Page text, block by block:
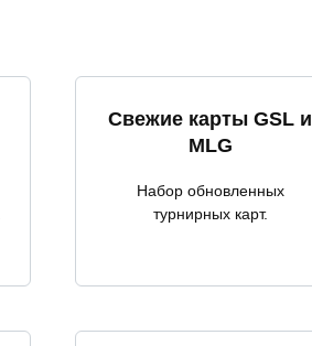
Свежие карты GSL и
MLG
Набор обновленных
турнирных карт.